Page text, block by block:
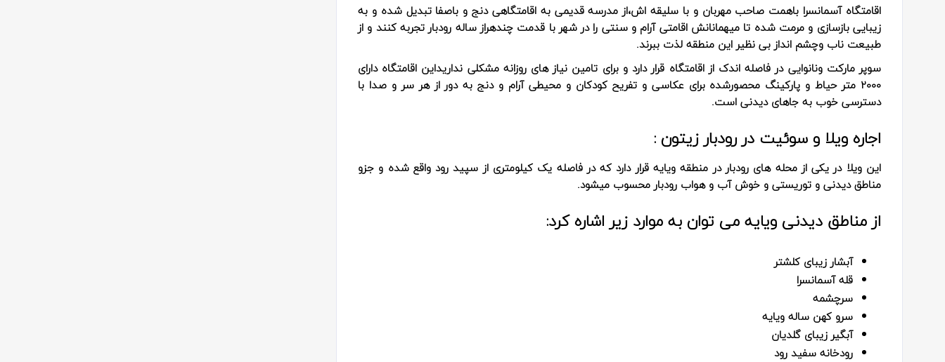
اقامتگاه آسمانسرا باهمت صاحب مهربان و با سلیقه اش،از مدرسه قدیمی به اقامتگاهی دنج و باصفا تبدیل شده و به
زیبایی بازسازی و‌ مرمت شده تا میهمانانش اقامتی آرام و سنتی را در شهر با قدمت چندهراز ساله رودبار تجربه کنند و از
طبیعت ناب و‌چشم انداز بی نظیر این منطقه لذت ببرند.
سوپر مارکت و‌نانوایی در فاصله اندک از اقامتگاه قرار دارد و برای تامین نیاز های روزانه مشکلی نداریداین اقامتگاه دارای
2000 متر حیاط و پارکینگ محصورشده برای عکاسی و تفریح کودکان و محیطی آرام و‌ دنج به دور از هر سر و صدا با
دسترسی خوب به جاهای دیدنی است.
اجاره ویلا و سوئیت در رودبار زیتون :
این ویلا در یکی از محله های رودبار در منطقه ویایه قرار دارد که در فاصله یک کیلومتری از سپید رود واقع شده و جزو
مناطق دیدنی و توریستی و خوش آب و هواب رودبار محسوب میشود.
از مناطق دیدنی ویایه می توان به موارد زیر اشاره کرد:
آبشار زیبای کلشتر
قله آسمانسرا
سرچشمه
سرو کهن ساله ویایه
آبگیر زیبای گلدیان
رودخانه سفید رود